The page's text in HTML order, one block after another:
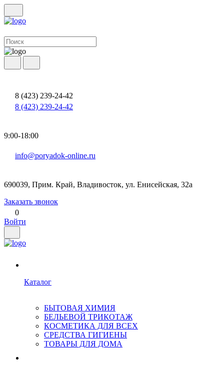
8 (423) 239-24-42
8 (423) 239-24-42
9:00-18:00
info@poryadok-online.ru
690039, Прим. Край, Владивосток, ул. Енисейская, 32а
Заказать звонок
0
Войти
Каталог
БЫТОВАЯ ХИМИЯ
БЕЛЬЕВОЙ ТРИКОТАЖ
КОСМЕТИКА ДЛЯ ВСЕХ
СРЕДСТВА ГИГИЕНЫ
ТОВАРЫ ДЛЯ ДОМА